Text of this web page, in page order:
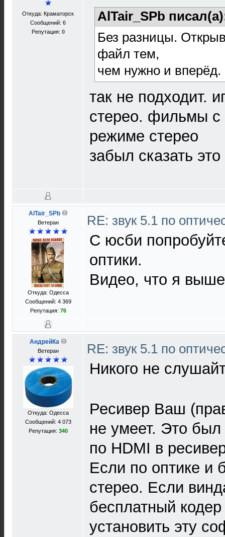
Откуда: Краматорск
Сообщений: 6
Репутация: 0
AlTair_SPb
Без разницы.
файл тем,
чем нужно и вперёд.
так не подходит.
стерео. фильмы с
режиме стерео
забыл сказать
AlTair_SPb
Ветеран
Откуда: Одесса
Сообщений: 4 369
Репутация: 76
RE: звук 5.1 по
С юсби
оптики.
Видео, что я
АндрейКа
Ветеран
Откуда: Одесса
Сообщений: 4 073
Репутация: 340
RE: звук 5.1 по
Никого не
Ресивер Ваш
не умеет. Это
по HDMI в
Если по оптике и
стерео. Если
бесплатный
установить эту